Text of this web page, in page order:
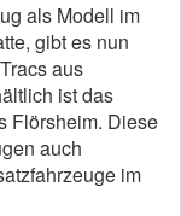
als Modell im
gibt es nun
aus
ist das
Flörsheim. Diese
auch
im